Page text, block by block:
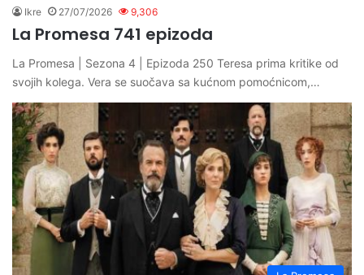
Ikre 27/07/2026 9,306
La Promesa 741 epizoda
La Promesa | Sezona 4 | Epizoda 250 Teresa prima kritike od
svojih kolega. Vera se suočava sa kućnom pomoćnicom,…